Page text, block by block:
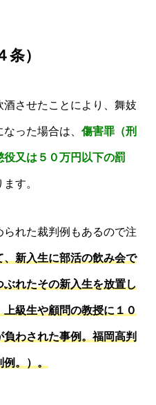
）
させたことにより、舞妓
った場合は、 傷害罪（刑
又は５０万円以下の罰
す。
れた裁判例もあるので注
、新入生に部活の飲み会で
れたその新入生を放置し
級生や顧問の教授に１０
わされた事例。福岡高判
。）。